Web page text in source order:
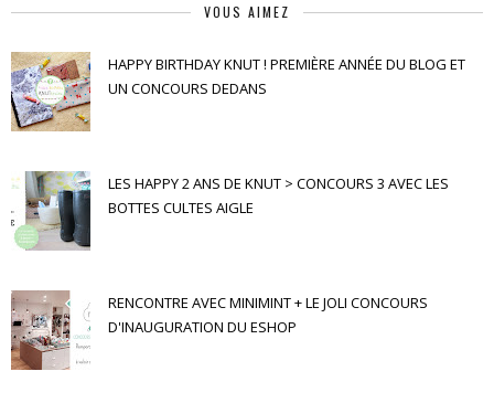
VOUS AIMEZ
HAPPY BIRTHDAY KNUT ! PREMIÈRE ANNÉE DU BLOG ET
UN CONCOURS DEDANS
LES HAPPY 2 ANS DE KNUT > CONCOURS 3 AVEC LES
BOTTES CULTES AIGLE
RENCONTRE AVEC MINIMINT + LE JOLI CONCOURS
D'INAUGURATION DU ESHOP